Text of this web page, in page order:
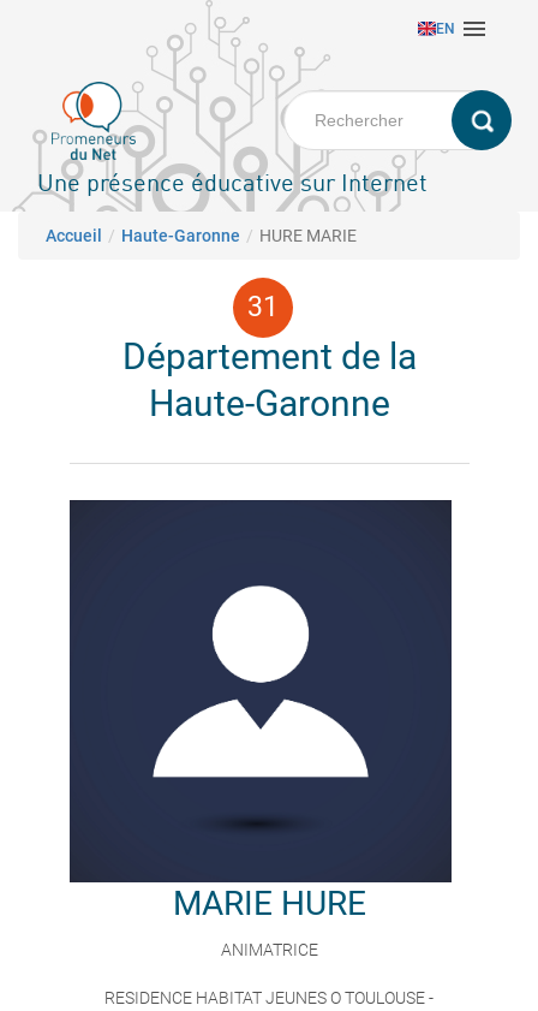
principal
EN 
Une présence éducative sur Internet
Fil d'Ariane
Accueil Haute-Garonne HURE MARIE
Département de la
Haute-Garonne
MARIE HURE
ANIMATRICE
RESIDENCE HABITAT JEUNES O TOULOUSE -